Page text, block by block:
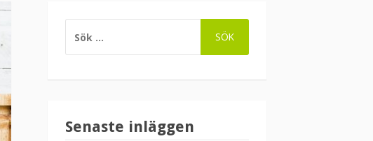
EFTER:
Senaste inläggen